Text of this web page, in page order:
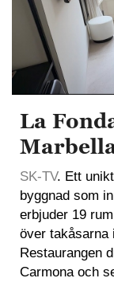
La
SK-TV. Ett
byggnad som
erbjuder 19
över takåsarna
Restaurangen
Carmona och